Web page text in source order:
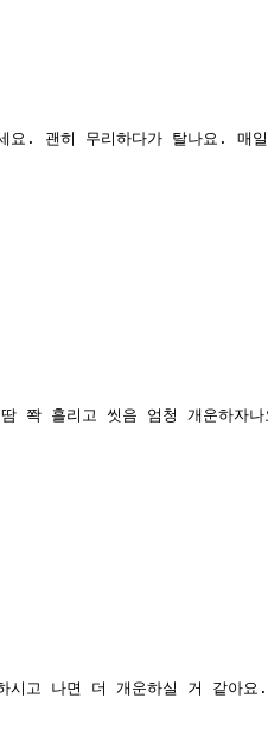
요. 괜히 무리하다가 탈나요. 매
쫙 흘리고 씻음 엄청 개운하자
시고 나면 더 개운하실 거 같아요